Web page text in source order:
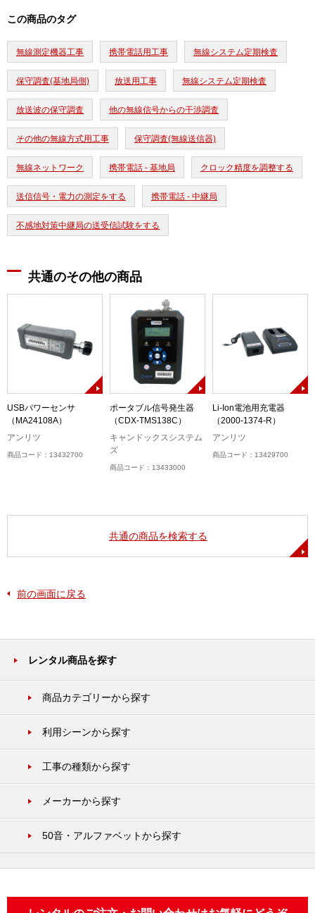
この商品のタグ
無線測定機器工事 携帯電話用工事 無線システム定期検査
保守調査(基地局側) 放送用工事 無線システム定期検査
放送波の保守調査 他の無線信号からの干渉調査
その他の無線方式用工事 保守調査(無線送信器)
無線ネットワーク 携帯電話 - 基地局 クロック精度を調整する
送信信号・電力の測定をする 携帯電話 - 中継局
不感地対策中継局の送受信試験をする
共通のその他の商品
USBパワーセンサ
（MA24108A）
アンリツ
商品コード：13432700
ポータブル信号発生器
（CDX-TMS138C）
キャンドックスシステム
ズ
商品コード：13433000
Li-Ion電池用充電器
（2000-1374-R）
アンリツ
商品コード：13429700
共通の商品を検索する
前の画面に戻る
レンタル商品を探す
商品カテゴリーから探す
利用シーンから探す
工事の種類から探す
メーカーから探す
50音・アルファベットから探す